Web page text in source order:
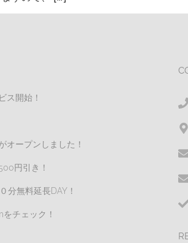
ス開始！
オープンしました！
円引き！
無料延長DAY！
チェック！